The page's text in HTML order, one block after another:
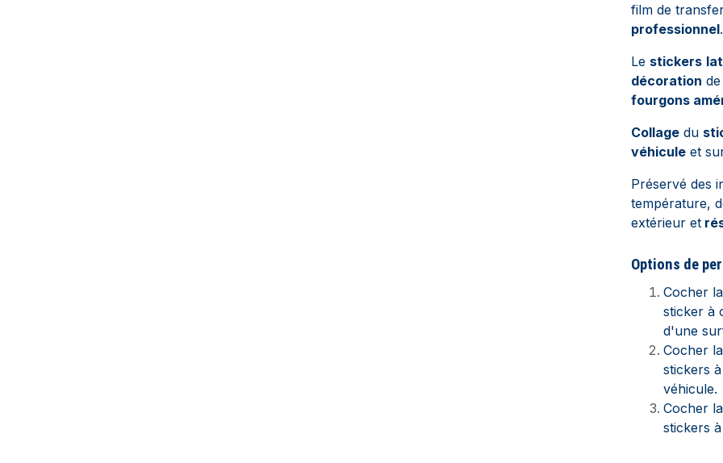
film de
professionnel.
Le stickers
décoration
fourgons
Collage du
véhicule et
Préservé des
température,
extérieur et
Options de
Cocher
sticker à
d'une
Cocher
stickers
véhicule.
Cocher
stickers